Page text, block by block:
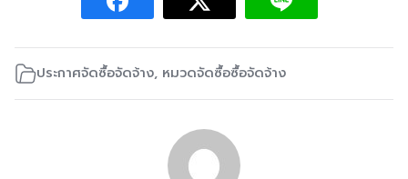
ประกาศจัดซื้อจัดจ้าง, หมวดจัดซื้อซื้อจัดจ้าง